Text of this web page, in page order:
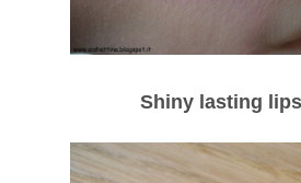
Shiny lasting